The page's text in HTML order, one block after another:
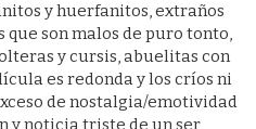
y huerfanitos, extraños
que son malos de puro tonto,
y cursis, abuelitas con
es redonda y los críos ni
de nostalgia/emotividad
y noticia triste de un ser